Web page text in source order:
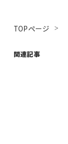
TOPページ
関連記事